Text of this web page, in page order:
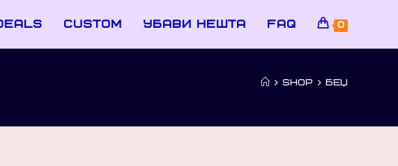
custom убави нешта faq 0
> SHOP > БЕЏ